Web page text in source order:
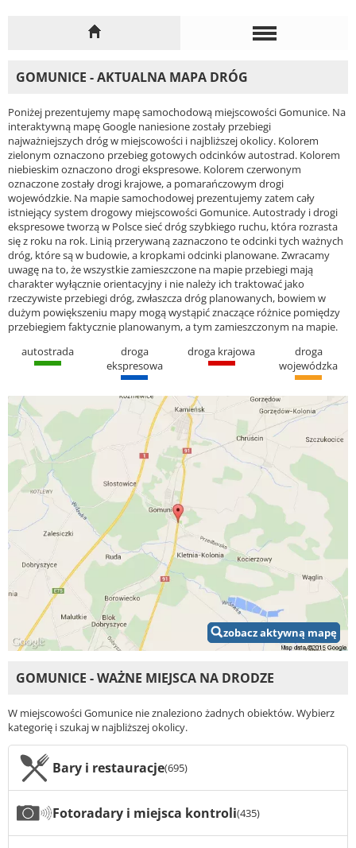
GOMUNICE - AKTUALNA MAPA DRÓG
Poniżej prezentujemy mapę samochodową miejscowości Gomunice. Na
interaktywną mapę Google naniesione zostały przebiegi
najważniejszych dróg w miejscowości i najbliższej okolicy. Kolorem
zielonym oznaczono przebieg gotowych odcinków autostrad. Kolorem
niebieskim oznaczono drogi ekspresowe. Kolorem czerwonym
oznaczone zostały drogi krajowe, a pomarańczowym drogi
wojewódzkie. Na mapie samochodowej prezentujemy zatem cały
istniejący system drogowy miejscowości Gomunice. Autostrady i drogi
ekspresowe tworzą w Polsce sieć dróg szybkiego ruchu, która rozrasta
się z roku na rok. Linią przerywaną zaznaczono te odcinki tych ważnych
dróg, które są w budowie, a kropkami odcinki planowane. Zwracamy
uwagę na to, że wszystkie zamieszczone na mapie przebiegi mają
charakter wyłącznie orientacyjny i nie należy ich traktować jako
rzeczywiste przebiegi dróg, zwłaszcza dróg planowanych, bowiem w
dużym powiększeniu mapy mogą wystąpić znaczące różnice pomiędzy
przebiegiem faktycznie planowanym, a tym zamieszczonym na mapie.
autostrada
droga
ekspresowa
droga krajowa
droga
wojewódzka
zobacz aktywną mapę
GOMUNICE - WAŻNE MIEJSCA NA DRODZE
W miejscowości Gomunice nie znaleziono żadnych obiektów. Wybierz
kategorię i szukaj w najbliższej okolicy.
Bary i restauracje(695)
Fotoradary i miejsca kontroli(435)